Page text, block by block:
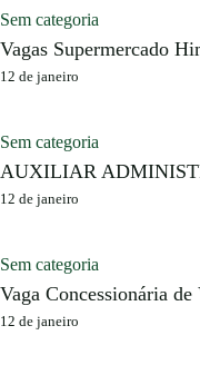
Sem categoria
Vagas Supermercado
12 de janeiro
Sem categoria
AUXILIAR
12 de janeiro
Sem categoria
Vaga Concessionária de
12 de janeiro